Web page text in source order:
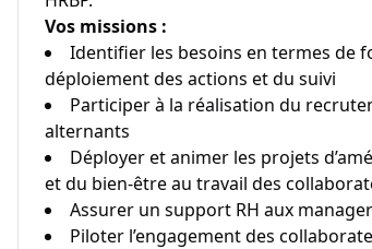
Vos missions :
Identifier les besoins en termes de
déploiement des actions et du suivi
Participer à la réalisation du
alternants
Déployer et animer les projets
et du bien-être au travail des
Assurer un support RH aux
Piloter l’engagement des